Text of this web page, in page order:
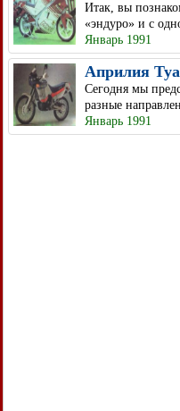
Итак, вы
«эндуро» и с
Январь 1991
Априлия
Сегодня мы
разные
Январь 1991